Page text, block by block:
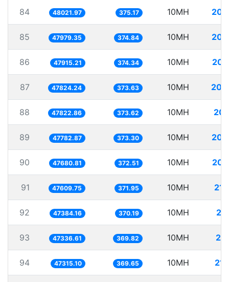
84 48021.97 375.17 10MH
85 47979.35 374.84 10MH
86 47915.21 374.34 10MH
87 47824.24 373.63 10MH
88 47822.86 373.62 10MH
89 47782.87 373.30 10MH
90 47680.81 372.51 10MH
91 47609.75 371.95 10MH
92 47384.16 370.19 10MH
93 47336.61 369.82 10MH
94 47315.10 369.65 10MH